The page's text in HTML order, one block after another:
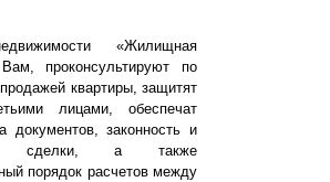
«Жилищная
проконсультируют по
квартиры, защитят
лицами, обеспечат
документов, законность и
сделки, а также
порядок расчетов между